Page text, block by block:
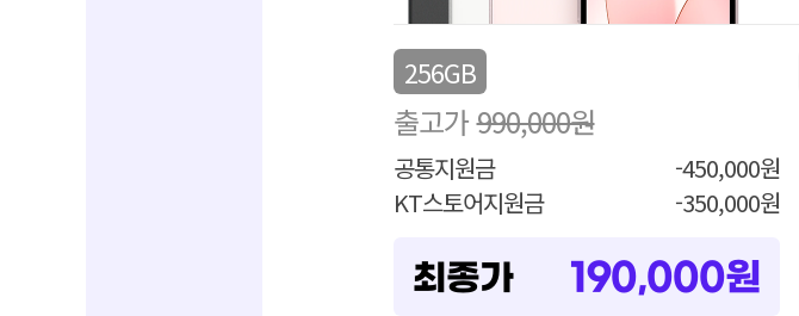
256GB
출고가 990,000원
공통지원금
-450,000원
KT스토어지원금
-350,000원
최종가 190,000원